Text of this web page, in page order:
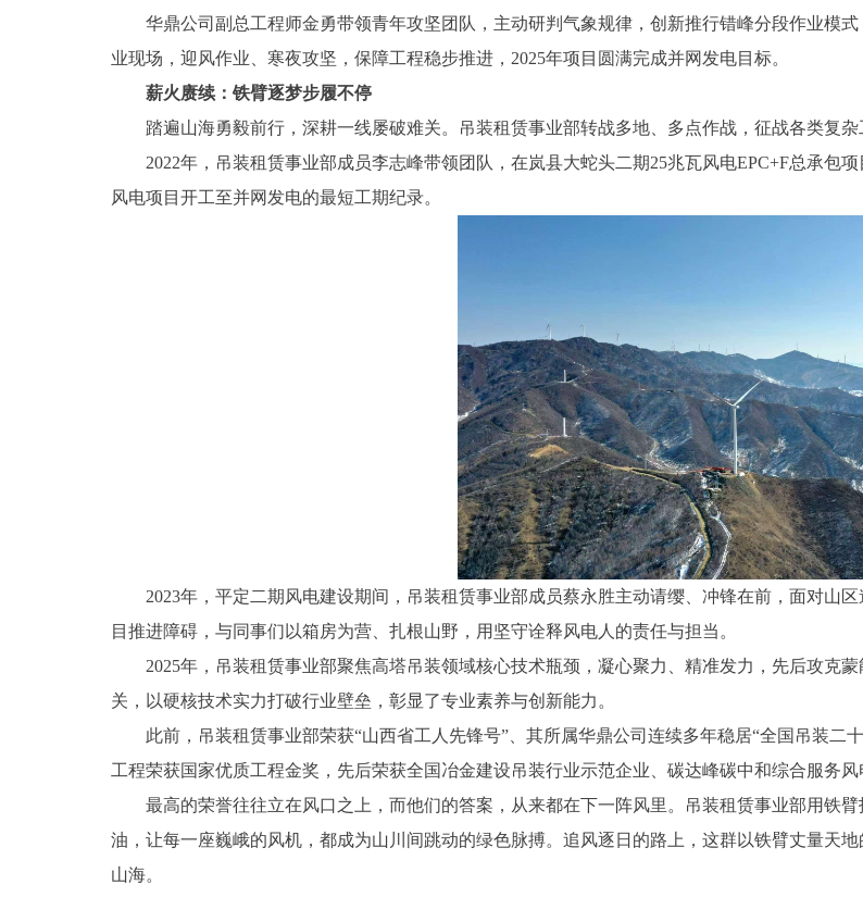
华鼎公司副总工程师金勇带领青年攻坚团队，主动研判气象规律，创新推行错峰分段作业模
业现场，迎风作业、寒夜攻坚，保障工程稳步推进，2025年项目圆满完成并网发电目标。
薪火赓续：铁臂逐梦步履不停
踏遍山海勇毅前行，深耕一线屡破难关。吊装租赁事业部转战多地、多点作战，征战各类复杂
2022年，吊装租赁事业部成员李志峰带领团队，在岚县大蛇头二期25兆瓦风电EPC+F总承包
风电项目开工至并网发电的最短工期纪录。
2023年，平定二期风电建设期间，吊装租赁事业部成员蔡永胜主动请缨、冲锋在前，面对山
目推进障碍，与同事们以箱房为营、扎根山野，用坚守诠释风电人的责任与担当。
2025年，吊装租赁事业部聚焦高塔吊装领域核心技术瓶颈，凝心聚力、精准发力，先后攻克蒙
关，以硬核技术实力打破行业壁垒，彰显了专业素养与创新能力。
此前，吊装租赁事业部荣获“山西省工人先锋号”、其所属华鼎公司连续多年稳居“全国吊装二
工程荣获国家优质工程金奖，先后荣获全国冶金建设吊装行业示范企业、碳达峰碳中和综合服务
最高的荣誉往往立在风口之上，而他们的答案，从来都在下一阵风里。吊装租赁事业部用铁臂
油，让每一座巍峨的风机，都成为山川间跳动的绿色脉搏。追风逐日的路上，这群以铁臂丈量天
山海。